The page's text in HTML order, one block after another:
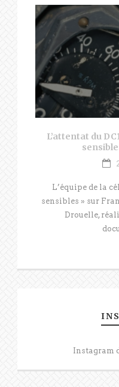
L’attentat du
L’équipe de la
sensibles » sur
Drouelle,
Instagram